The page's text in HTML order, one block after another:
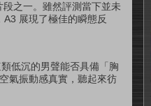
之一。雖然評測當下並未
A3 展現了極佳的瞬態反
低沉的男聲能否具備「胸
氣振動感真實，聽起來彷